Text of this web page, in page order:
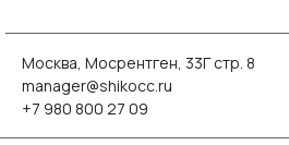
Москва, Мосрентген, 33Г стр. 8
manager@shikocc.ru
+7 980 800 27 09